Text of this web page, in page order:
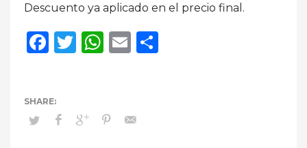
Descuento ya aplicado en el precio final.
Facebook
Twitter
WhatsApp
Email